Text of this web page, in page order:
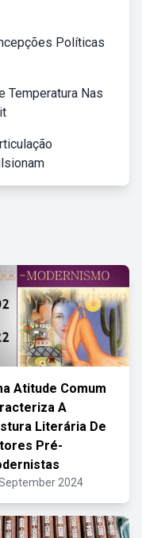
Políticas
Temperatura Nas
Atitude Comum
A
Literária De
Pré-
2024